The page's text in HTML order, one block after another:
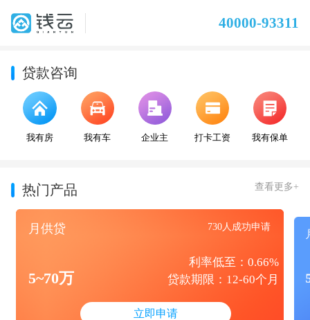
40000-93311
贷款咨询
我有房 我有车 企业主 打卡工资 我有保单
热门产品 查看更多+
月供贷 730人成功申请
5~70万
利率低至：0.66%
贷款期限：12-60个月
立即申请